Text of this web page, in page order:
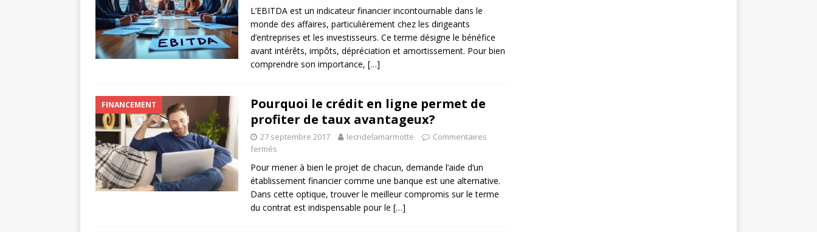
L’EBITDA est un indicateur financier incontournable dans le
monde des affaires, particulièrement chez les dirigeants
d’entreprises et les investisseurs. Ce terme désigne le bénéfice
avant intérêts, impôts, dépréciation et amortissement. Pour bien
comprendre son importance, […]
FINANCEMENT
Pourquoi le crédit en ligne permet de
profiter de taux avantageux?
27 septembre 2017 lecridelamarmotte
Commentaires
fermés
Pour mener à bien le projet de chacun, demande l’aide d’un
établissement financier comme une banque est une alternative.
Dans cette optique, trouver le meilleur compromis sur le terme
du contrat est indispensable pour le […]